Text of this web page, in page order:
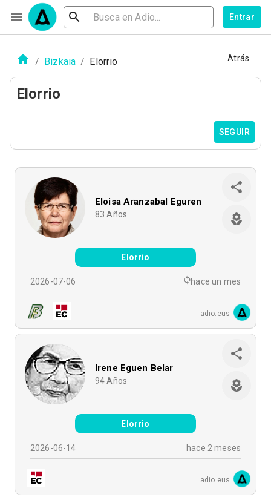
Entrar
/ Bizkaia / Elorrio Atrás
Elorrio
SEGUIR
Eloisa Aranzabal Eguren
83 Años
Elorrio
2026-07-06 hace un mes
adio.eus
Irene Eguen Belar
94 Años
Elorrio
2026-06-14 hace 2 meses
adio.eus